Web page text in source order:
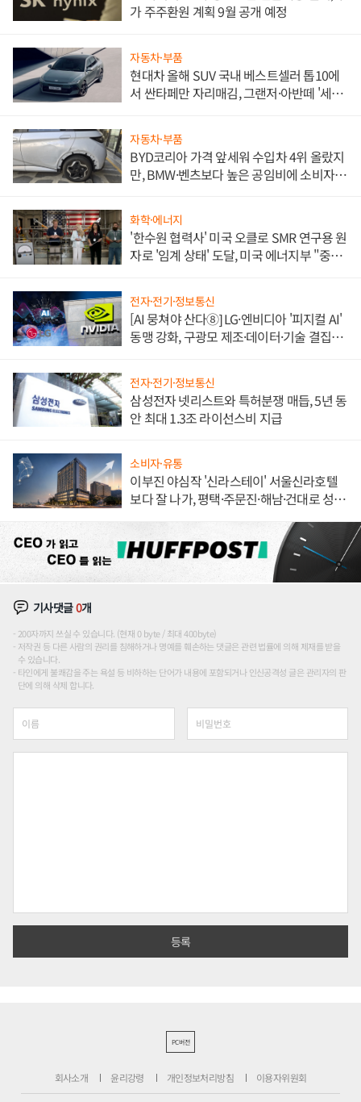
가 주주환원 계획 9월 공개 예정
자동차·부품
현대차 올해 SUV 국내 베스트셀러 톱10에
서 싼타페만 자리매김, 그랜저·아반떼 '세단
자동차·부품
BYD코리아 가격 앞세워 수입차 4위 올랐지
만, BMW·벤츠보다 높은 공임비에 소비자
화학·에너지
'한수원 협력사' 미국 오클로 SMR 연구용 원
자로 '임계 상태' 도달, 미국 에너지부 "중요
전자·전기·정보통신
[AI 뭉쳐야 산다⑧] LG·엔비디아 '피지컬 AI'
동맹 강화, 구광모 제조·데이터·기술 결집
전자·전기·정보통신
삼성전자 넷리스트와 특허분쟁 매듭, 5년 동
안 최대 1.3조 라이선스비 지급
소비자·유통
이부진 야심작 '신라스테이' 서울신라호텔
보다 잘 나가, 평택·주문진·해남·건대로 성
기사댓글0개
200자까지 쓰실 수 있습니다. (현재 0 byte / 최대 400byte)
저작권 등 다른 사람의 권리를 침해하거나 명예를 훼손하는 댓글은 관련 법률에 의해 제재를 받을
수 있습니다.
타인에게 불쾌감을 주는 욕설 등 비하하는 단어가 내용에 포함되거나 인신공격성 글은 관리자의 판
단에 의해 삭제 합니다.
PC버전
회사소개 윤리강령 개인정보처리방침 이용자위원회